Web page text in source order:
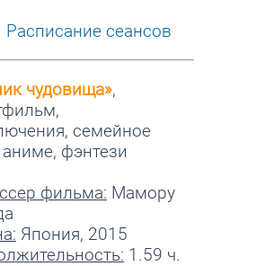
Расписание сеансов
чудовища»,
семейное
фэнтези
фильма: Мамору
Япония, 2015
1.59 ч.